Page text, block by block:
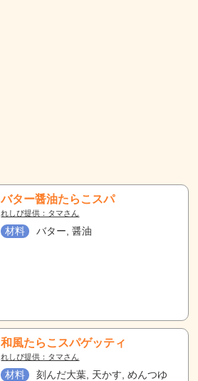
バター醤油たらこスパ
れしぴ提供：タマさん
材料 バター, 醤油
和風たらこスパゲッティ
れしぴ提供：タマさん
材料 刻んだ大葉, 天かす, めんつゆ